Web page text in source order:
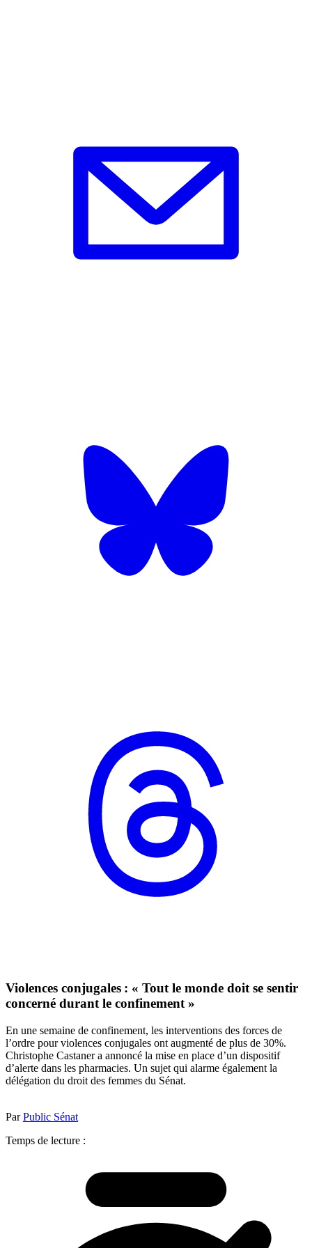
Violences conjugales : « Tout le monde doit se sentir
concerné durant le confinement »
En une semaine de confinement, les interventions des forces de
l’ordre pour violences conjugales ont augmenté de plus de 30%.
Christophe Castaner a annoncé la mise en place d’un dispositif
d’alerte dans les pharmacies. Un sujet qui alarme également la
délégation du droit des femmes du Sénat.
ParPublic Sénat
Temps de lecture :